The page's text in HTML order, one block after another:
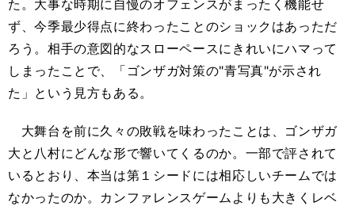
た。大事な時期に自慢のオフェンスがまったく機能せ
ず、今季最少得点に終わったことのショックはあっただ
ろう。相手の意図的なスローペースにきれいにハマって
しまったことで、「ゴンザガ対策の"青写真"が示され
た」という見方もある。
大舞台を前に久々の敗戦を味わったことは、ゴンザガ
大と八村にどんな形で響いてくるのか。一部で評されて
いるとおり、本当は第１シードには相応しいチームでは
なかったのか。カンファレンスゲームよりも大きくレベ